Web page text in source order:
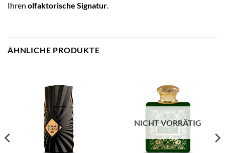
Ihren olfaktorische Signatur.
ÄHNLICHE PRODUKTE
NICHT VORRÄTIG